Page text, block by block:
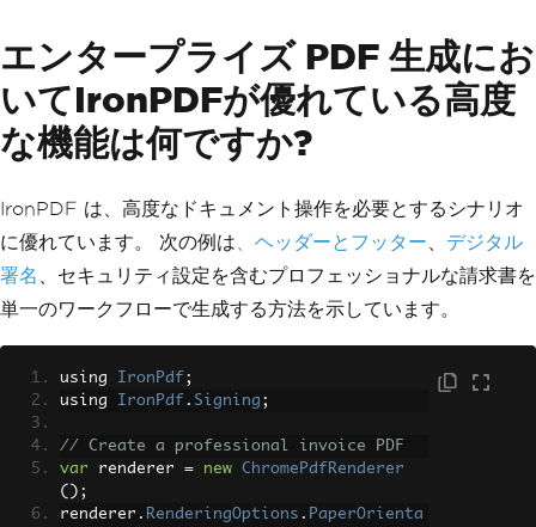
                    <li>Annual Confere
nce - March 15</li>
                    <li>Webinar Series
- April 2</li>
                </ul>
            </div>
    </html>"
);
// Add page numbers in footer
pdf
AddTextFooters ("Page {page} of {to
tal-pages}", IronPdf .Font.FontFamily .A
エンタープライズ PDF 生成にお
いてIronPDFが優れている高度
な機能は何ですか?
IronPDF は、高度なドキュメント操作を必要とするシナリオ
に優れています。 次の例は 、ヘッダーとフッター
デジタル
署名
、セキュリティ設定を含むプロフェッショナルな請求書を
単一のワークフローで生成する方法を示しています。
using IronPdf ;
using IronPdf . Signing ;
// Create a professional invoice PDF
var renderer = new
ChromePdfRenderer
();
renderer . RenderingOptions . PaperOrienta